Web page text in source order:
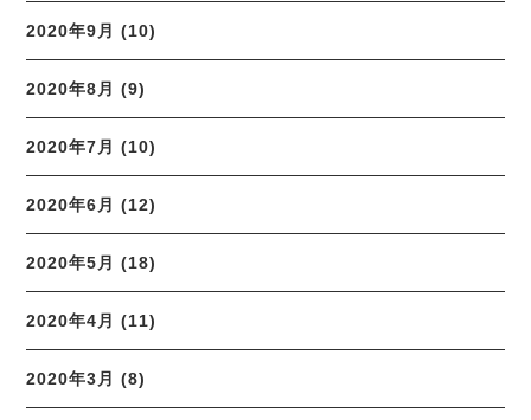
2020年9月 (10)
2020年8月 (9)
2020年7月 (10)
2020年6月 (12)
2020年5月 (18)
2020年4月 (11)
2020年3月 (8)